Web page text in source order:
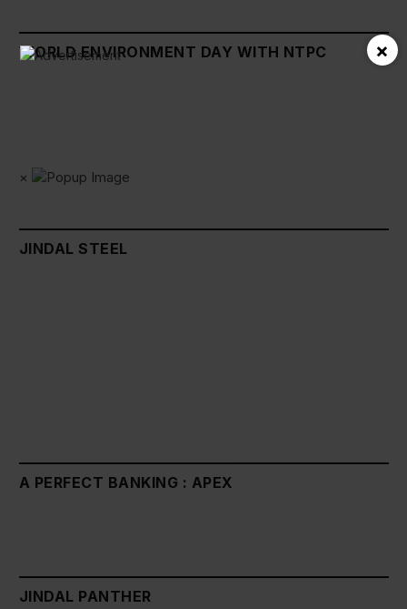
WORLD ENVIRONMENT DAY WITH NTPC
×
JINDAL STEEL
A PERFECT BANKING : APEX
JINDAL PANTHER
×